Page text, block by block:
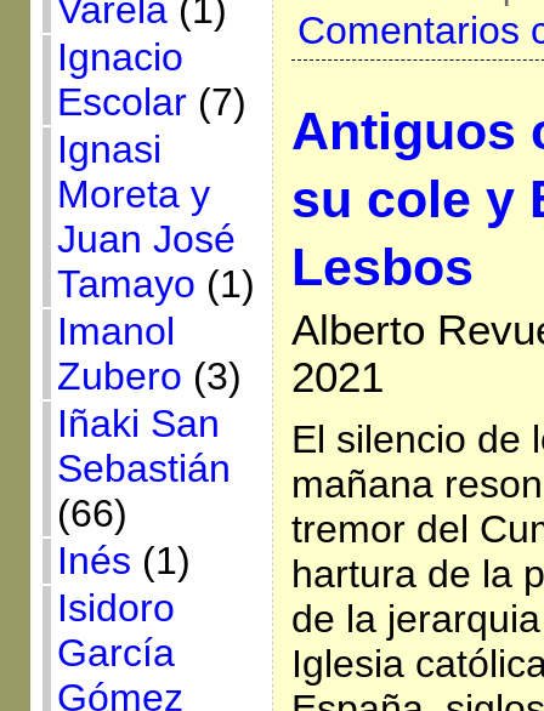
Varela(1)
Ignacio
Escolar(7)
Ignasi
Moreta y
Juan José
Tamayo (1)
Imanol
Zubero (3)
Iñaki San
Sebastián
(66)
Inés (1)
Isidoro
García
Gómez
Comentarios
Antiguos
su cole y
Lesbos
Alberto
2021
El silencio de
mañana
tremor del
hartura de la
de la
Iglesia